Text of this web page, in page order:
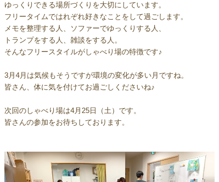
ゆっくりできる場所づくりを大切にしています。
フリータイムではれぞれ好きなことをして過ごします。
メモを整理する人、ソファーでゆっくりする人、
トランプをする人、雑談をする人。
そんなフリースタイルがしゃべり場の特徴です♪
3月4月は気候もそうですが環境の変化が多い月ですね。
皆さん、体に気を付けてお過ごしくださいね♪
次回のしゃべり場は4月25日（土）です。
皆さんの参加をお待ちしております。